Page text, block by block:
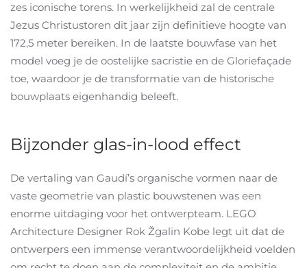
zes iconische torens. In werkelijkheid zal de centrale
Jezus Christustoren dit jaar zijn definitieve hoogte van
172,5 meter bereiken. In de laatste bouwfase van het
model voeg je de oostelijke sacristie en de Gloriefaçade
toe, waardoor je de transformatie van de historische
bouwplaats eigenhandig beleeft.
Bijzonder glas-in-lood effect
De vertaling van Gaudí’s organische vormen naar de
vaste geometrie van plastic bouwstenen was een
enorme uitdaging voor het ontwerpteam. LEGO
Architecture Designer Rok Žgalin Kobe legt uit dat de
ontwerpers een immense verantwoordelijkheid voelden